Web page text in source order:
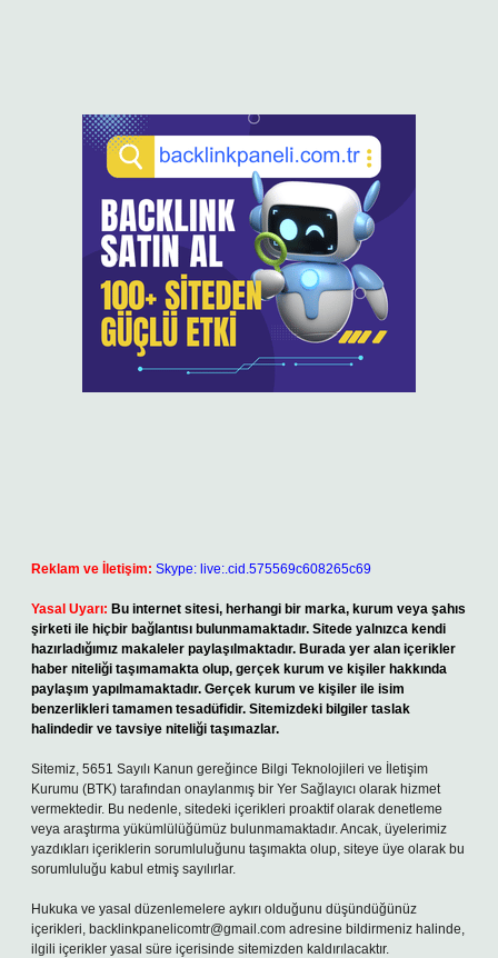
Reklam ve İletişim: Skype: live:.cid.575569c608265c69
Yasal Uyarı: Bu internet sitesi, herhangi bir marka, kurum veya şahıs
şirketi ile hiçbir bağlantısı bulunmamaktadır. Sitede yalnızca kendi
hazırladığımız makaleler paylaşılmaktadır. Burada yer alan içerikler
haber niteliği taşımamakta olup, gerçek kurum ve kişiler hakkında
paylaşım yapılmamaktadır. Gerçek kurum ve kişiler ile isim
benzerlikleri tamamen tesadüfidir. Sitemizdeki bilgiler taslak
halindedir ve tavsiye niteliği taşımazlar.
Sitemiz, 5651 Sayılı Kanun gereğince Bilgi Teknolojileri ve İletişim
Kurumu (BTK) tarafından onaylanmış bir Yer Sağlayıcı olarak hizmet
vermektedir. Bu nedenle, sitedeki içerikleri proaktif olarak denetleme
veya araştırma yükümlülüğümüz bulunmamaktadır. Ancak, üyelerimiz
yazdıkları içeriklerin sorumluluğunu taşımakta olup, siteye üye olarak bu
sorumluluğu kabul etmiş sayılırlar.
Hukuka ve yasal düzenlemelere aykırı olduğunu düşündüğünüz
içerikleri, backlinkpanelicomtr@gmail.com adresine bildirmeniz halinde,
ilgili içerikler yasal süre içerisinde sitemizden kaldırılacaktır.